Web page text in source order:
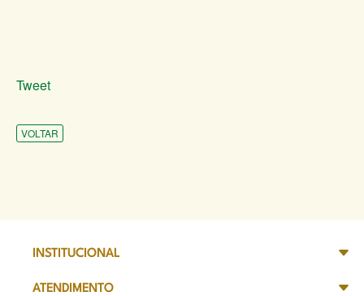
Tweet
VOLTAR
INSTITUCIONAL
ATENDIMENTO